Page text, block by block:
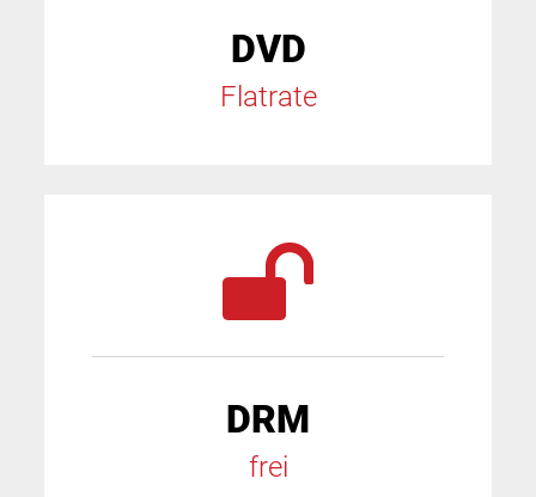
DVD
Flatrate
DRM
frei